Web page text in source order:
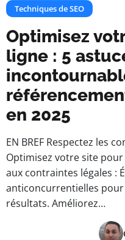
Techniques de SEO
Optimisez
ligne : 5
en 2025
EN BREF Respectez les
Optimisez votre site
aux contraintes légales :
anticoncurrentielles
résultats. Améliorez…